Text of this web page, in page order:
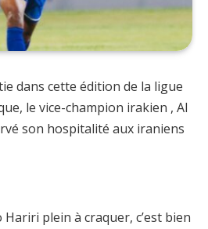
dans cette édition de la ligue
le vice-champion irakien , Al
son hospitalité aux iraniens
plein à craquer, c’est bien